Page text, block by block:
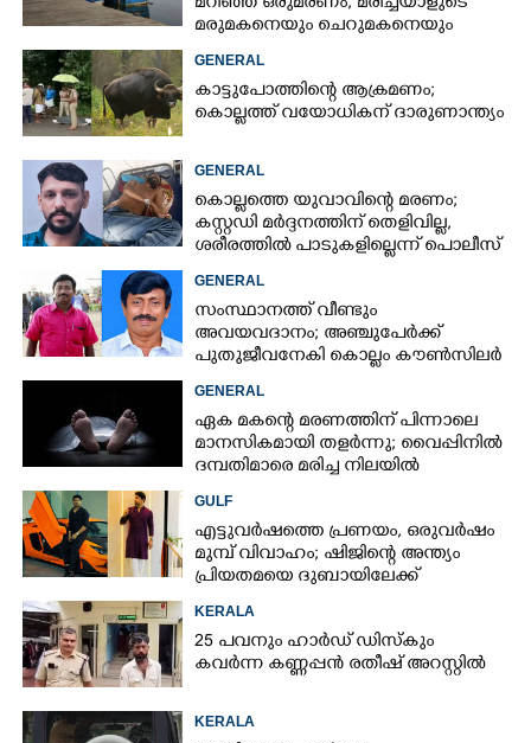
മരുമകനെയും ചെറുമകനെയും
GENERAL
കാട്ടുപോത്തിന്റെ ആക്രമണം;
കൊല്ലത്ത് വയോധികന് ദാരുണാന്ത്യം
GENERAL
കൊല്ലത്തെ യുവാവിന്റെ മരണം;
കസ്റ്റഡി മർദ്ദനത്തിന് തെളിവില്ല,
ശരീരത്തിൽ പാടുകളില്ലെന്ന് പൊലീസ്
GENERAL
സംസ്ഥാനത്ത് വീണ്ടും
അവയവദാനം; അഞ്ചുപേർക്ക്
പുതുജീവനേകി കൊല്ലം കൗൺസിലർ
GENERAL
ഏക മകന്റെ മരണത്തിന് പിന്നാലെ
മാനസികമായി തളർന്നു; വൈപ്പിനിൽ
ദമ്പതിമാരെ മരിച്ച നിലയിൽ
GULF
എട്ടുവർഷത്തെ പ്രണയം,​ ഒരുവർഷം
മുമ്പ് വിവാഹം; ഷിജിന്റെ അന്ത്യം
പ്രിയതമയെ ദുബായിലേക്ക്
KERALA
25 പവനും ഹാർഡ് ഡിസ്കും
കവർന്ന കണ്ണപ്പൻ രതീഷ് അറസ്റ്റിൽ
KERALA